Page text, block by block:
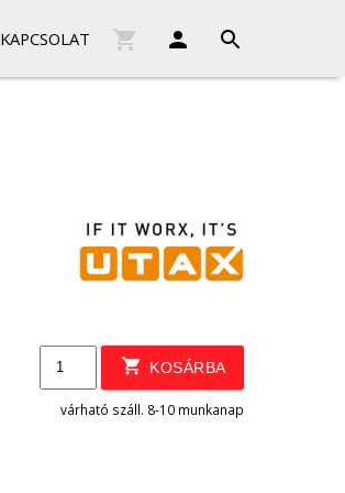
KAPCSOLAT
KOSÁRBA
várható száll. 8-10 munkanap